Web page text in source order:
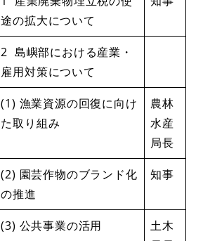
途の拡大について
2 島嶼部における産業・
雇用対策について
(1) 漁業資源の回復に向け
た取り組み
農林
水産
局長
(2) 園芸作物のブランド化
の推進
知事
(3) 公共事業の活用
土木